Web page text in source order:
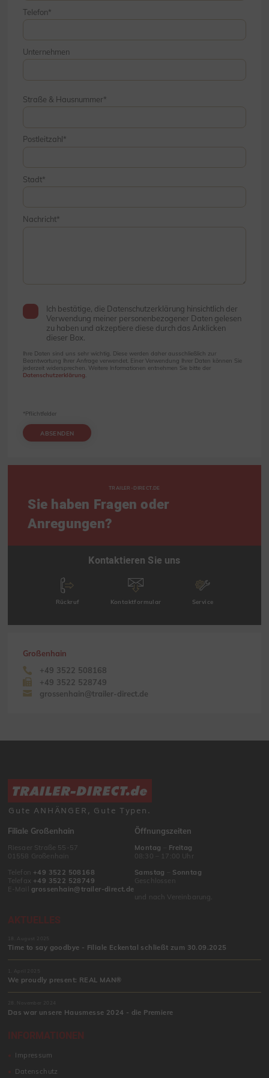
Telefon
Unternehmen
Straße & Hausnummer
Postleitzahl
Stadt
Nachricht
Ich bestätige, die Datenschutzerklärung hinsichtlich der
Verwendung meiner personenbezogener Daten gelesen
zu haben und akzeptiere diese durch das Anklicken
dieser Box.
Ihre Daten sind uns sehr wichtig. Diese werden daher ausschließlich zur
Beantwortung Ihrer Anfrage verwendet. Einer Verwendung Ihrer Daten können Sie
jederzeit widersprechen. Weitere Informationen entnehmen Sie bitte der
Datenschutzerklärung
ABSENDEN
*Pflichtfelder
TRAILER-DIRECT.DE
Sie haben Fragen oder
Anregungen?
Kontaktieren Sie uns
Rückruf Kontaktformular Service
Großenhain
+49 3522 508168
+49 3522 528749
grossenhain@trailer-direct.de
Gute ANHÄNGER, Gute Typen.
Filiale Großenhain
Riesaer Straße 55-57
01558 Großenhain
Telefon +49 3522 508168
Telefax +49 3522 528749
E-Mail grossenhain@trailer-direct.de
Öffnungszeiten
Montag
Freitag
08:30 – 17:00 Uhr
Samstag
Sonntag
Geschlossen
und nach Vereinbarung.
AKTUELLES
18. August 2025
Time to say goodbye - Filiale Eckental schließt zum 30.09.2025
1. April 2025
We proudly present: REAL MAN®
28. November 2024
Das war unsere Hausmesse 2024 - die Premiere
INFORMATIONEN
Impressum
Datenschutz